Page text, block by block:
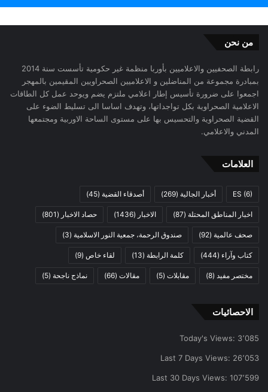
من نحن
رابطة الصحفيين والاعلاميين بأوربا منظمة غير حكومية تأسست سنة 2014
بمبادرة مجموعة من المناضلين و الاعلاميين الصحراويين المقيمين بالمهجر
اجمعوا على ضرورة تأسيس إطار اعلامي ملتزم يضم ويوحد عمل كل الطاقات
الاعلامية الصحراوية بكل تواجداتها، وتهدف اساسا الى تسليط الضوء على
القضية الصحراوية والتحسيس بها على مستوى الساحة الاوربية ومجتمعها
المدني والاعلامي.
العلامات
ES (6) أخبار الجالية (269) أصدقاء القضية (45)
اخبار المناطق المحتلة (87) الاخبار (1436) حصاد الاخبار (801)
صحف عالمية (92) صندوق الرحمة، جمعية النور الاسلامية (3)
كتاب وآراء (444) كلمة الرابطة (13) لقاء خاص (9)
مختصر مفيد (8) مقابلات (5) مقالات (66) نماذج ناجحة (5)
الاحصائيات
Today's Views: 3٬085
Last 7 Days Views: 26٬053
Last 30 Days Views: 107٬599